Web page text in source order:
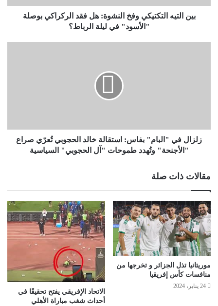
بين التيه التكتيكي وفخ النشوة: هل فقد الركراكي بوصلة
"الأسود" في ليلة الرباط؟
زلزال في "البام" بفاس: استقالة خالد الحجوبي تُعرّي صراع
"الأجنحة" وتُهدد طموحات "آل الحجوبي" السياسية
مقالات ذات صلة
موريتانيا تذل الجزائر و تخرجها من
منافسات كأس إفريقيا
24 يناير، 2024
الاتحاد الإفريقي يفتح تحقيقًا في
أحداث شغب مباراة الأهلي